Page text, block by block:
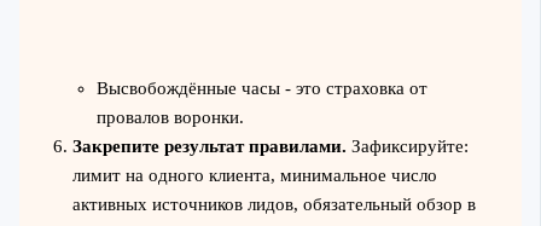
Высвобождённые часы - это страховка от
провалов воронки.
Закрепите результат правилами. Зафиксируйте:
лимит на одного клиента, минимальное число
активных источников лидов, обязательный обзор в